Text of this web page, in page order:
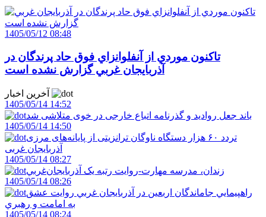
1405/05/12 08:48
تاکنون موردي از آنفلوانزاي فوق حاد پرندگان در
آذربايجان غربي گزارش نشده است
1405/05/14 14:52
باند جعل روادید و گذرنامه اتباع خارجی در خوی متلاشی شد
1405/05/14 14:50
تردد ۶۰ هزار دستگاه ناوگان ترانزیتی از پایانه‌های مرزی
آذربایجان ‌غربی
1405/05/14 08:27
زندان، مدرسه مهارت-روايت رتبه يک آذربايجان‌غربي
1405/05/14 08:26
راهپيمايي جاماندگان اربعين در آذربايجان غربي روايت عشق
به امامت و رهبري
1405/05/14 08:24